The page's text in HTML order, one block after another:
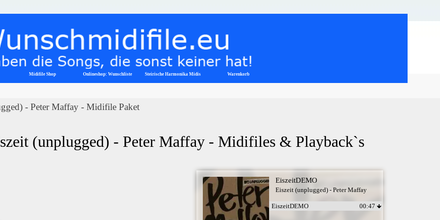
Menü überspringen
Midifile Shop ▼
Onlineshop: Wunschliste Steirische Harmonika Midis ▼
Warenkorb
- Peter Maffay - Midifile Paket
(unplugged) - Peter Maffay - Midifiles & Playback`s
EiszeitDEMO
Eiszeit (unplugged) - Peter Maffay
EiszeitDEMO 00:47